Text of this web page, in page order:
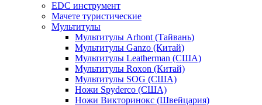
EDC инструмент
Мачете туристические
Мультитулы
Мультитулы Arhont (Тайвань)
Мультитулы Ganzo (Китай)
Мультитулы Leatherman (США)
Мультитулы Roxon (Китай)
Мультитулы SOG (США)
Ножи Spyderco (США)
Ножи Викторинокс (Швейцария)